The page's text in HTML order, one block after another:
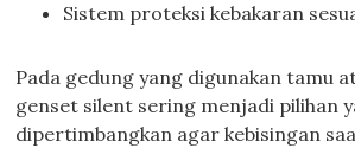
Sistem proteksi kebakaran
Pada gedung yang digunakan tamu
genset silent sering menjadi pilihan
dipertimbangkan agar kebisingan